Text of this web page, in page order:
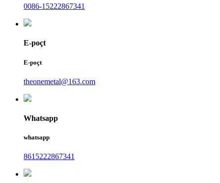
0086-15222867341
E-poçt
E-poçt
theonemetal@163.com
Whatsapp
whatsapp
8615222867341